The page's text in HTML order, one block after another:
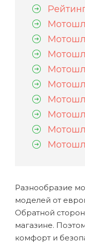
Разнообразие
моделей от
Обратной
магазине.
комфорт и